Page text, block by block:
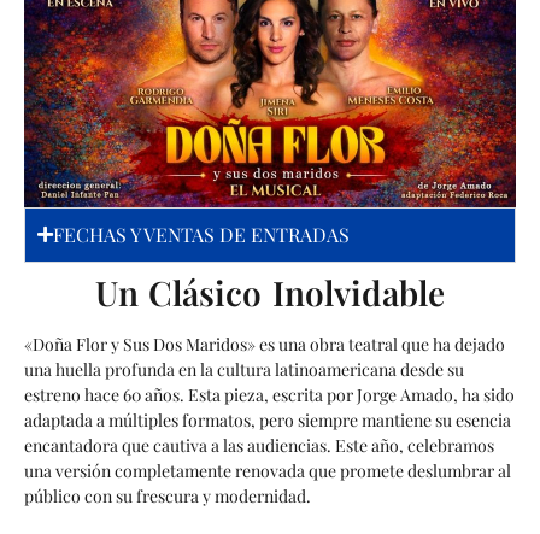
FECHAS Y VENTAS DE ENTRADAS
Un Clásico Inolvidable
«Doña Flor y Sus Dos Maridos» es una obra teatral que ha dejado
una huella profunda en la cultura latinoamericana desde su
estreno hace 60 años. Esta pieza, escrita por Jorge Amado, ha sido
adaptada a múltiples formatos, pero siempre mantiene su esencia
encantadora que cautiva a las audiencias. Este año, celebramos
una versión completamente renovada que promete deslumbrar al
público con su frescura y modernidad.